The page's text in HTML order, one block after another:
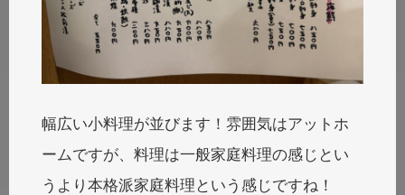
幅広い小料理が並びます！雰囲気はアットホ
ームですが、料理は一般家庭料理の感じとい
うより本格派家庭料理という感じですね！